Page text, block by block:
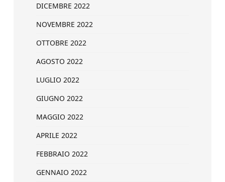
DICEMBRE 2022
NOVEMBRE 2022
OTTOBRE 2022
AGOSTO 2022
LUGLIO 2022
GIUGNO 2022
MAGGIO 2022
APRILE 2022
FEBBRAIO 2022
GENNAIO 2022